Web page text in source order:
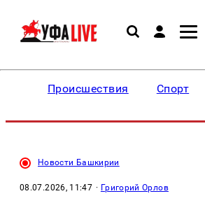
Происшествия Спорт
Новости Башкирии
08.07.2026, 11:47 · Григорий Орлов